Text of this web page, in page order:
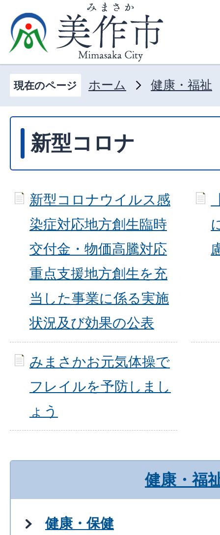
現在のページ ホーム 健康・福祉
新型コロナ
新型コロナウイルス感
染症対応地方創生臨時
交付金・物価高騰対応
重点支援地方創生を充
当した事業に係る実施
状況及び効果の公表
みまさかお元気体操で
フレイルを予防しまし
ょう
健康・福
健康・保健